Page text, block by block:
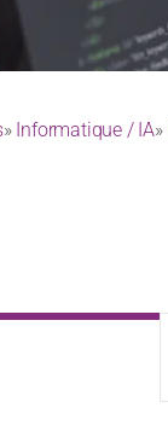
» Informatique / IA»